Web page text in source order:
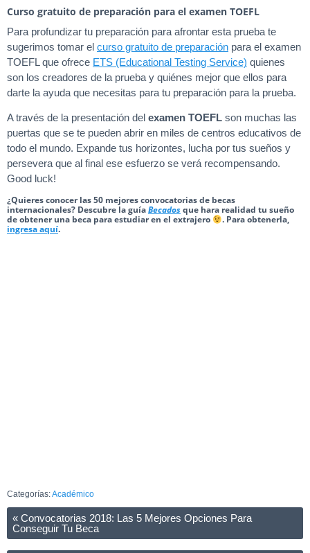
Curso gratuito de preparación para el examen TOEFL
Para profundizar tu preparación para afrontar esta prueba te
sugerimos tomar el curso gratuito de preparación para el examen
TOEFL que ofrece ETS (Educational Testing Service) quienes
son los creadores de la prueba y quiénes mejor que ellos para
darte la ayuda que necesitas para tu preparación para la prueba.
A través de la presentación del examen TOEFL son muchas las
puertas que se te pueden abrir en miles de centros educativos de
todo el mundo. Expande tus horizontes, lucha por tus sueños y
persevera que al final ese esfuerzo se verá recompensando.
Good luck!
¿Quieres conocer las 50 mejores convocatorias de becas
internacionales? Descubre la guíaBecadosque hara realidad tu sueño
de obtener una beca para estudiar en el extrajero
. Para obtenerla,
ingresa aquí.
Categorías:Académico
« Convocatorias 2018: Las 5 Mejores Opciones Para
Conseguir Tu Beca